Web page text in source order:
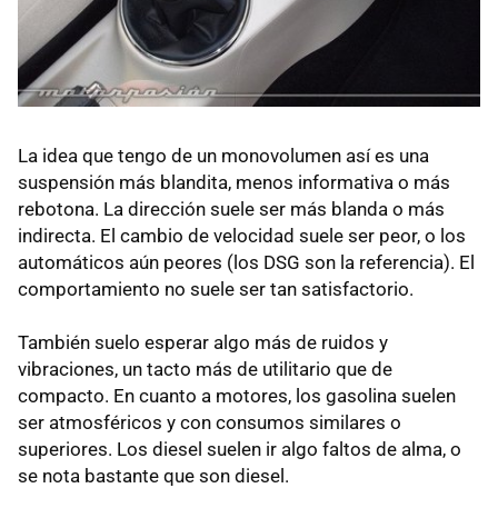
La idea que tengo de un monovolumen así es una
suspensión más blandita, menos informativa o más
rebotona. La dirección suele ser más blanda o más
indirecta. El cambio de velocidad suele ser peor, o los
automáticos aún peores (los DSG son la referencia). El
comportamiento no suele ser tan satisfactorio.
También suelo esperar algo más de ruidos y
vibraciones, un tacto más de utilitario que de
compacto. En cuanto a motores, los gasolina suelen
ser atmosféricos y con consumos similares o
superiores. Los diesel suelen ir algo faltos de alma, o
se nota bastante que son diesel.